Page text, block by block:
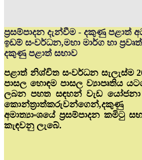
ප්‍රසම්පාදන දැන්වීම - දකුණු පළාත්
ඉඩම් සංවර්ධන,මහා මාර්ග හා
දකුණු පළාත් සභාව
පළාත් නිශ්චිත සංවර්ධන සැලැස්ම
පාසල හොඳම පාසල ව්‍යාපෘතිය
ලබන පහත සඳහන් වැඩ යෝජනා
කොන්ත්‍රාත්කරුවන්ගෙන්,දකුණු
අමාත්‍යාංශයේ ප්‍රසම්පාදන කමිටු
කැඳවනු ලැබේ.